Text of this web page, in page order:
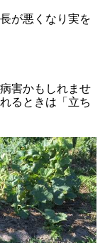
が悪くなり実を
害かもしれませ
るときは「立ち